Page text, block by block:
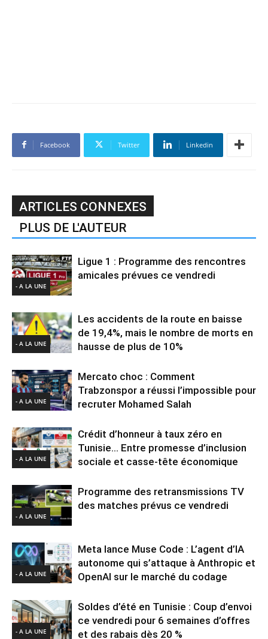
Facebook Twitter Linkedin
ARTICLES CONNEXES
PLUS DE L'AUTEUR
- A LA UNE
Ligue 1 : Programme des rencontres
amicales prévues ce vendredi
- A LA UNE
Les accidents de la route en baisse
de 19,4%, mais le nombre de morts en
hausse de plus de 10%
- A LA UNE
Mercato choc : Comment
Trabzonspor a réussi l’impossible pour
recruter Mohamed Salah
- A LA UNE
Crédit d’honneur à taux zéro en
Tunisie… Entre promesse d’inclusion
sociale et casse-tête économique
- A LA UNE
Programme des retransmissions TV
des matches prévus ce vendredi
- A LA UNE
Meta lance Muse Code : L’agent d’IA
autonome qui s’attaque à Anthropic et
OpenAI sur le marché du codage
- A LA UNE
Soldes d’été en Tunisie : Coup d’envoi
ce vendredi pour 6 semaines d’offres
et des rabais dès 20 %